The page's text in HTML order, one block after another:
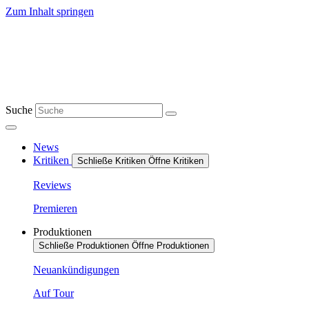
Zum Inhalt springen
Suche
News
Kritiken
Schließe Kritiken Öffne Kritiken
Reviews
Premieren
Produktionen
Schließe Produktionen Öffne Produktionen
Neuankündigungen
Auf Tour